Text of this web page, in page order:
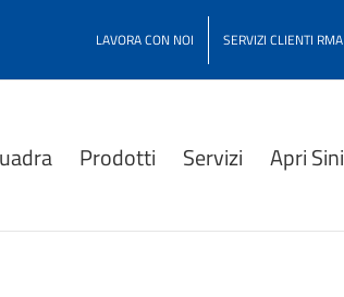
LAVORA CON NOI SERVIZI CLIENTI RMA
Prodotti Servizi Apri